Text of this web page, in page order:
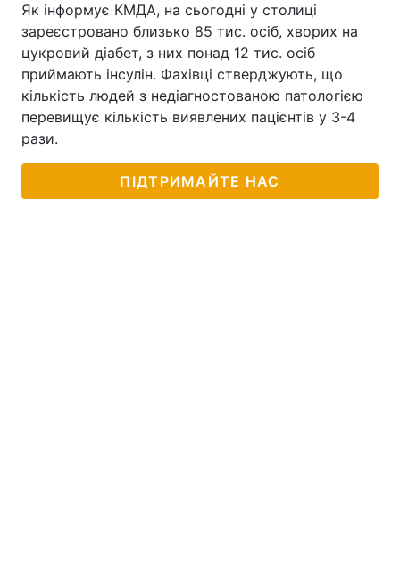
Як інформує КМДА, на сьогодні у столиці
зареєстровано близько 85 тис. осіб, хворих на
цукровий діабет, з них понад 12 тис. осіб
приймають інсулін. Фахівці стверджують, що
кількість людей з недіагностованою патологією
перевищує кількість виявлених пацієнтів у 3-4
рази.
ПІДТРИМАЙТЕ НАС